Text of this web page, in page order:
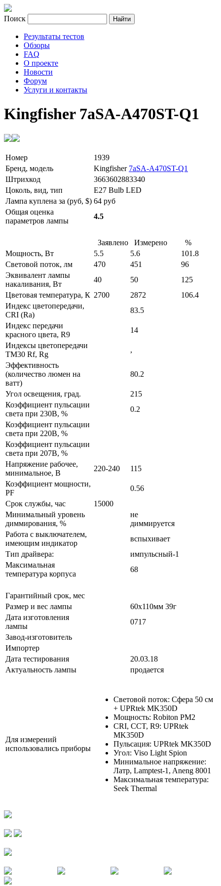
Поиск
Результаты тестов
Обзоры
FAQ
О проекте
Новости
Форум
Услуги и контакты
Kingfisher 7aSA-A470ST-Q1
Номер
1939
Бренд, модель
Kingfisher 7aSA-A470ST-Q1
Штрихкод
3663602883340
Цоколь, вид, тип
E27 Bulb LED
Лампа куплена за (руб, $) 64 руб
Общая оценка
параметров лампы
4.5
Заявлено Измерено
%
Мощность, Вт
5.5 5.6
101.8
Световой поток, лм
470 451
96
Эквивалент лампы
накаливания, Вт
40 50
125
Цветовая температура, К 2700 2872
106.4
Индекс цветопередачи,
CRI (Ra)
83.5
Индекс передачи
красного цвета, R9
14
Индексы цветопередачи
TM30 Rf, Rg
,
Эффективность
(количество люмен на
ватт)
80.2
Угол освещения, град.
215
Коэффициент пульсации
света при 230В, %
0.2
Коэффициент пульсации
света при 220В, %
Коэффициент пульсации
света при 207В, %
Напряжение рабочее,
минимальное, В
220-240
115
Коэффициент мощности,
PF
0.56
Срок службы, час
15000
Минимальный уровень
диммирования, %
не
диммируется
Работа с выключателем,
имеющим индикатор
вспыхивает
Тип драйвера:
импульсный-1
Максимальная
температура корпуса
68
Гарантийный срок, мес
Размер и вес лампы
60x110мм 39г
Дата изготовления
лампы
0717
Завод-изготовитель
Импортер
Дата тестирования
20.03.18
Актуальность лампы
продается
Для измерений
использовались приборы
Световой поток: Сфера 50 см
+ UPRtek MK350D
Мощность: Robiton PM2
CRI, CCT, R9: UPRtek
MK350D
Пульсация: UPRtek MK350D
Угол: Viso Light Spion
Минимальное напряжение:
Латр, Lamptest-1, Aneng 8001
Максимальная температура:
Seek Thermal